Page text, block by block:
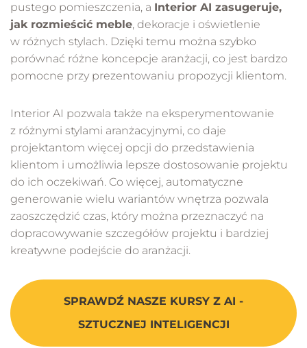
pustego pomieszczenia, a Interior AI zasugeruje,
jak rozmieścić meble, dekoracje i oświetlenie
w różnych stylach. Dzięki temu można szybko
porównać różne koncepcje aranżacji, co jest bardzo
pomocne przy prezentowaniu propozycji klientom.
Interior AI pozwala także na eksperymentowanie
z różnymi stylami aranżacyjnymi, co daje
projektantom więcej opcji do przedstawienia
klientom i umożliwia lepsze dostosowanie projektu
do ich oczekiwań. Co więcej, automatyczne
generowanie wielu wariantów wnętrza pozwala
zaoszczędzić czas, który można przeznaczyć na
dopracowywanie szczegółów projektu i bardziej
kreatywne podejście do aranżacji.
SPRAWDŹ NASZE KURSY Z AI -
SZTUCZNEJ INTELIGENCJI